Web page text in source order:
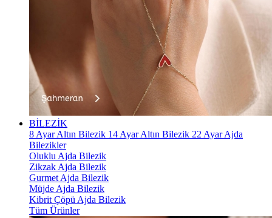
BİLEZİK
8 Ayar Altın Bilezik 14 Ayar Altın Bilezik 22 Ayar Ajda
Bilezikler
Oluklu Ajda Bilezik
Zikzak Ajda Bilezik
Gurmet Ajda Bilezik
Müjde Ajda Bilezik
Kibrit Çöpü Ajda Bilezik
Tüm Ürünler